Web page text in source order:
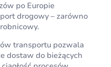
po Europie
drogowy – zarówno
transportu pozwala
dostaw do bieżących